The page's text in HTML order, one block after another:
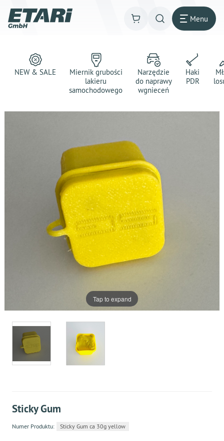
Menu
NEW & SALE
Miernik grubości
lakieru
samochodowego
Narzędzie
do naprawy
wgnieceń
Haki
PDR
Tap to expand
Sticky Gum
Numer Produktu: Sticky Gum ca 30g yellow